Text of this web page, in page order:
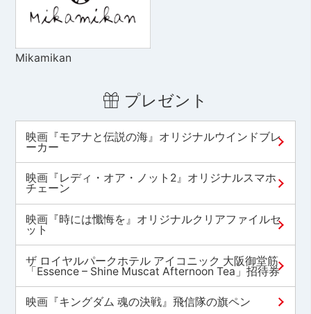
Mikamikan
プレゼント
映画『モアナと伝説の海』オリジナルウインドブレ
ーカー
映画『レディ・オア・ノット2』オリジナルスマホ
チェーン
映画『時には懺悔を』オリジナルクリアファイルセ
ット
ザ ロイヤルパークホテル アイコニック 大阪御堂筋
「Essence – Shine Muscat Afternoon Tea」招待券
映画『キングダム 魂の決戦』飛信隊の旗ペン